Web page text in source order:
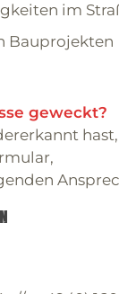
im
Bauprojekten
geweckt?